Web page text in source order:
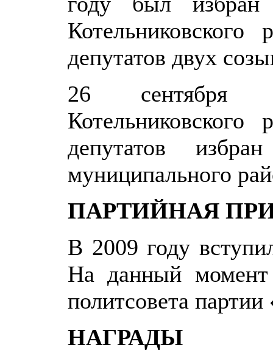
депутатов двух
26 сентября
депутатов
муниципального
ПАРТИЙНАЯ
В 2009 году
На данный момент
политсовета
НАГРАДЫ